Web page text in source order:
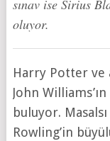
sınav ise Sirius
oluyor.
Harry Potter ve
John
buluyor.
Rowling’in